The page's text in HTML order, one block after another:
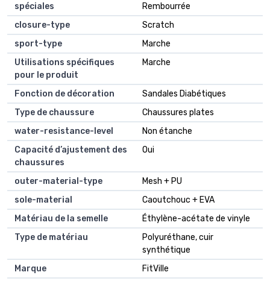
spéciales
Rembourrée
closure-type
Scratch
sport-type
Marche
Utilisations spécifiques
pour le produit
Marche
Fonction de décoration
Sandales Diabétiques
Type de chaussure
Chaussures plates
water-resistance-level
Non étanche
Capacité d’ajustement des
chaussures
Oui
outer-material-type
Mesh + PU
sole-material
Caoutchouc + EVA
Matériau de la semelle
Éthylène-acétate de vinyle
Type de matériau
Polyuréthane, cuir
synthétique
Marque
FitVille